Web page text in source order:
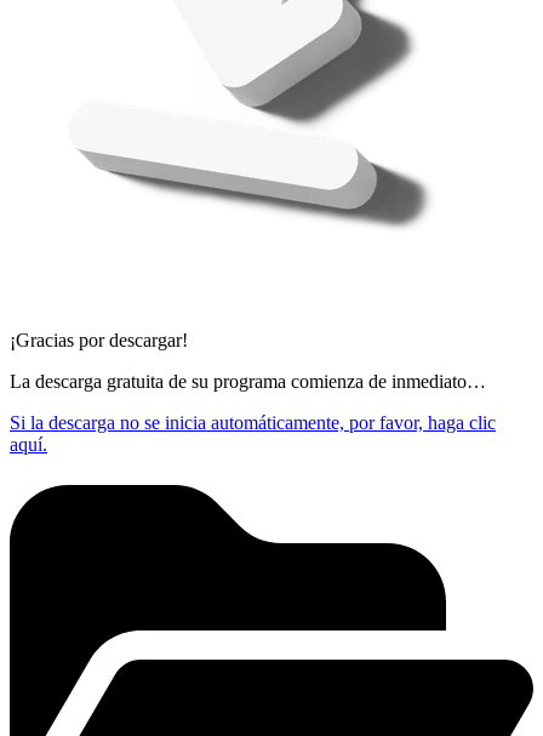
¡Gracias por descargar!
La descarga gratuita de su programa comienza de inmediato…
Si la descarga no se inicia automáticamente, por favor, haga clic
aquí.